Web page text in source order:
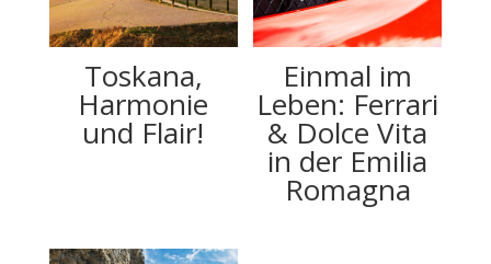
Toskana,
Harmonie
und Flair!
Einmal im
Leben: Ferrari
& Dolce Vita
in der Emilia
Romagna